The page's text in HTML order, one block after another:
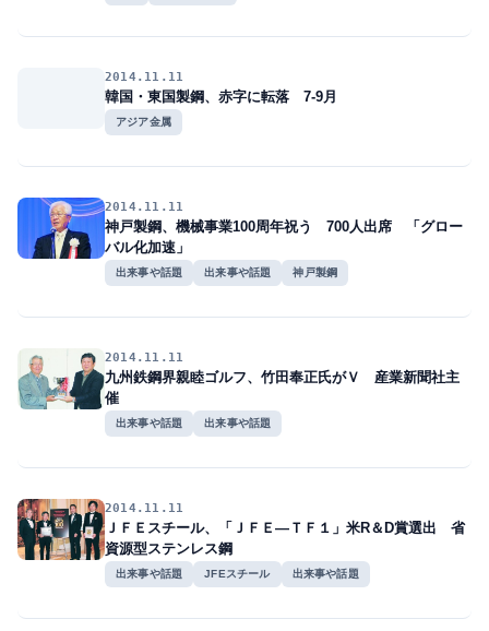
2014.11.11
韓国・東国製鋼、赤字に転落 7-9月
アジア金属
2014.11.11
神戸製鋼、機械事業100周年祝う 700人出席 「グロー
バル化加速」
出来事や話題 出来事や話題 神戸製鋼
2014.11.11
九州鉄鋼界親睦ゴルフ、竹田奉正氏がＶ 産業新聞社主
催
出来事や話題 出来事や話題
2014.11.11
ＪＦＥスチール、「ＪＦＥ―ＴＦ１」米R＆D賞選出 省
資源型ステンレス鋼
出来事や話題 JFEスチール 出来事や話題